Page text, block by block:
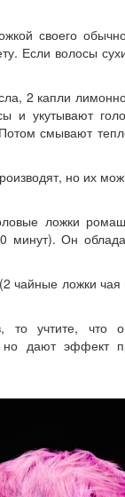
своего
Если волосы
2 капли
и укутывают
смывают
но их
ложки
минут). Он
чайные ложки чая
то учтите, что
но дают эффект